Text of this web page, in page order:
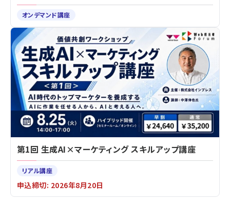
オンデマンド講座
第1回 生成AI×マーケティング スキルアップ講座
リアル講座
申込締切: 2026年8月20日